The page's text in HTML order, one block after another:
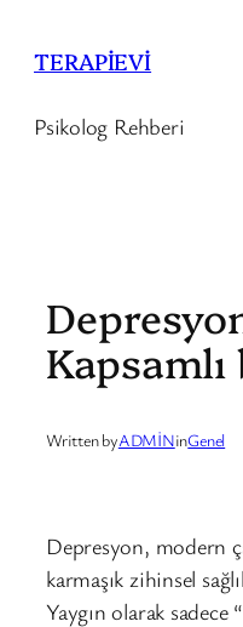
geçTERAPİEVİ
Psikolog Rehberi
Written byADMİNinGenel
Depresyon, modern
karmaşık zihinsel
Yaygın olarak